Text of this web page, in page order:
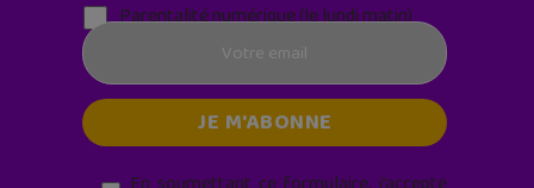
Parentalité numérique (le lundi matin)